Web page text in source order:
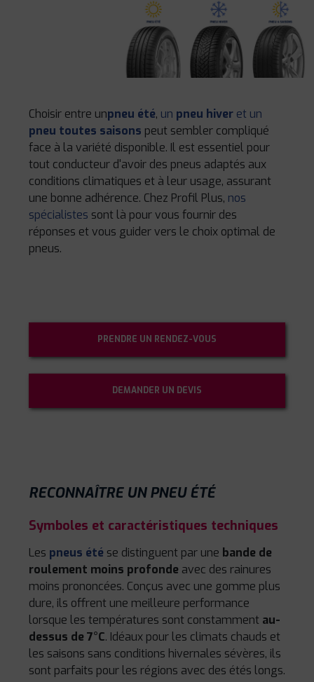
Choisir entre unpneu été, un pneu hiver et un
pneu toutes saisons peut sembler compliqué
face à la variété disponible. Il est essentiel pour
tout conducteur d'avoir des pneus adaptés aux
conditions climatiques et à leur usage, assurant
une bonne adhérence. Chez Profil Plus, nos
spécialistes sont là pour vous fournir des
réponses et vous guider vers le choix optimal de
pneus.
PRENDRE UN RENDEZ-VOUS
DEMANDER UN DEVIS
RECONNAÎTRE UN PNEU ÉTÉ
Symboles et caractéristiques techniques
Les pneus été se distinguent par une bande de
roulement moins profonde avec des rainures
moins prononcées. Conçus avec une gomme plus
dure, ils offrent une meilleure performance
lorsque les températures sont constamment au-
dessus de 7°C. Idéaux pour les climats chauds et
les saisons sans conditions hivernales sévères, ils
sont parfaits pour les régions avec des étés longs.